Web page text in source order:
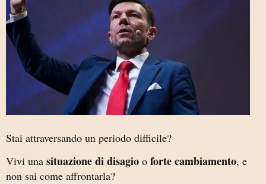
Stai attraversando un periodo difficile?
Vivi una situazione di disagio o forte cambiamento, e
non sai come affrontarla?